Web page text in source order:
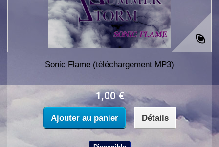
Sonic Flame (téléchargement MP3)
1,00 €
Ajouter au panier Détails